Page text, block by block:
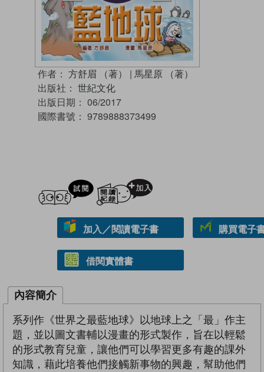
作者： 方舒眉 （著） | 馬星原 （著）
出版社： 世紀文化
出版日期： 06/2017
國際書號： 9789888373499
試閲
加入／閱讀電子書 購買電子
借閱實體書
內容簡介
系列作《世界之最藍地球》以地球上之「最」作主
題，並以圖文書輔以漫畫的形式製作，旨在以輕鬆
的形式教育兒童，讓他們可以學習更多有趣的課外
知識，藉此培養他們接觸新事物的興趣，幫助他們